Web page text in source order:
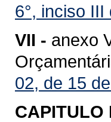
6°, inciso
VII - anexo
02, de 15
CAPITULO